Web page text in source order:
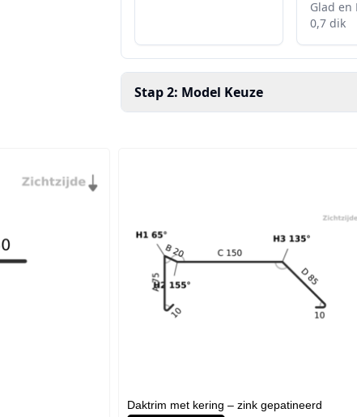
Daktrim met kering – zink gepatineerd